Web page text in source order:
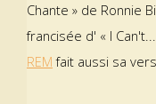
Chante » de Ronnie
francisée d' « I
REM fait aussi sa